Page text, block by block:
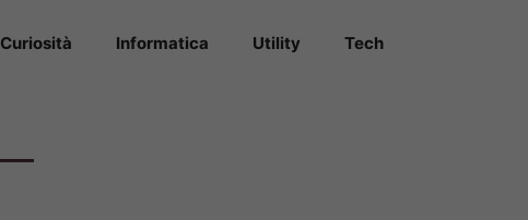
Curiosità Informatica Utility Tech